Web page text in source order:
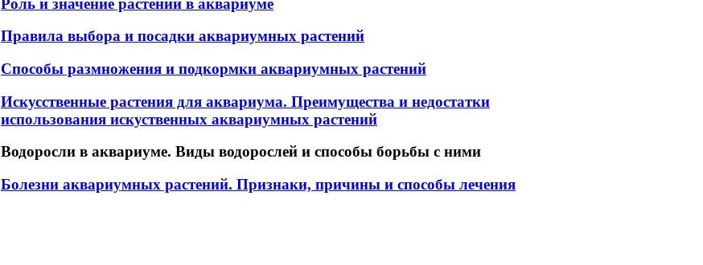
Правила выбора и посадки аквариумных растений
Способы размножения и подкормки аквариумных растений
Искусственные растения для аквариума. Преимущества и недостатки
использования искуственных аквариумных растений
Водоросли в аквариуме. Виды водорослей и способы борьбы с ними
Болезни аквариумных растений. Признаки, причины и способы лечения